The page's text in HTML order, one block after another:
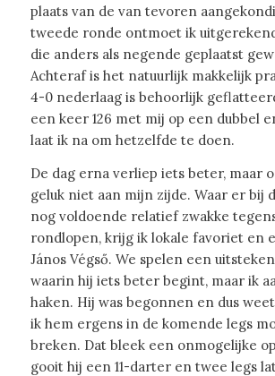
plaats van de van tevoren
tweede ronde ontmoet ik
die anders als negende geplaatst
Achteraf is het natuurlijk makkelijk
4-0 nederlaag is behoorlijk
een keer 126 met mij op een dubbel
laat ik na om hetzelfde te doen.
De dag erna verliep iets beter, maar
geluk niet aan mijn zijde. Waar er bij
nog voldoende relatief zwakke
rondlopen, krijg ik lokale favoriet en
János Végső. We spelen een
waarin hij iets beter begint, maar ik
haken. Hij was begonnen en dus
ik hem ergens in de komende legs
breken. Dat bleek een onmogelijke
gooit hij een 11-darter en twee legs